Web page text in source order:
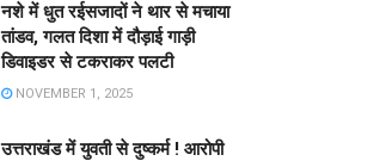
नशे में धुत रईसजादों ने थार से मचाया
तांडव, गलत दिशा में दौड़ाई गाड़ी
डिवाइडर से टकराकर पलटी
NOVEMBER 1, 2025
उत्तराखंड में युवती से दुष्कर्म ! आरोपी